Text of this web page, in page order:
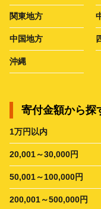
関東地方
中国地方
沖縄
寄付金額から探
1万円以内
20,001～30,000円
50,001～100,000円
200,001～500,000円